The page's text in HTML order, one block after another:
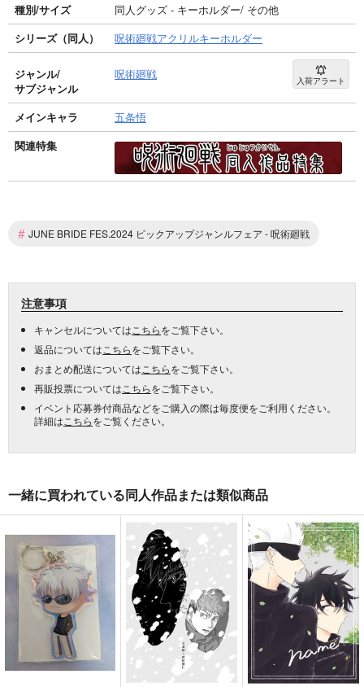
種別/サイズ
同人グッズ - キーホルダー/ その他
シリーズ（同人）
呪術廻戦アクリルキーホルダー
ジャンル/
サブジャンル
呪術廻戦 入荷アラート
メインキャラ
五条悟
関連特集
# JUNE BRIDE FES.2024 ピックアップジャンルフェア - 呪術廻戦
注意事項
キャンセルについては こちらをご覧下さい。
返品については こちらをご覧下さい。
おまとめ配送については こちらをご覧下さい。
再販投票については こちらをご覧下さい。
イベント応募券付商品などをご購入の際は毎度便をご利用ください。
詳細は こちらをご覧ください。
一緒に買われている同人作品または類似商品